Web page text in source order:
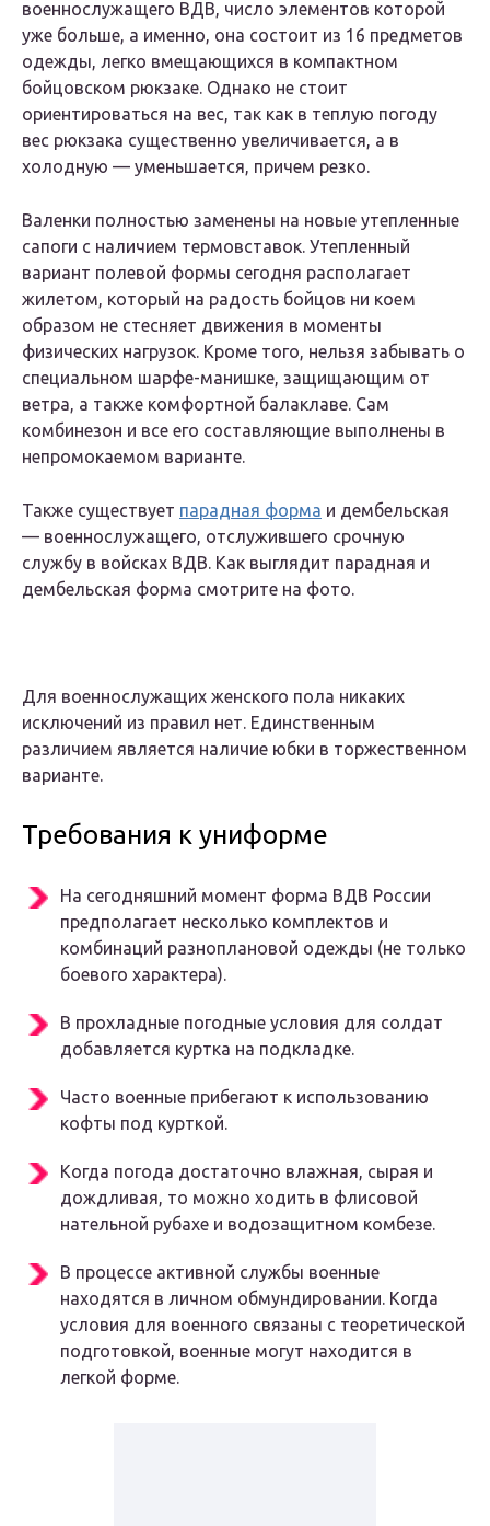
военнослужащего ВДВ, число элементов которой
уже больше, а именно, она состоит из 16 предметов
одежды, легко вмещающихся в компактном
бойцовском рюкзаке. Однако не стоит
ориентироваться на вес, так как в теплую погоду
вес рюкзака существенно увеличивается, а в
холодную — уменьшается, причем резко.
Валенки полностью заменены на новые утепленные
сапоги с наличием термовставок. Утепленный
вариант полевой формы сегодня располагает
жилетом, который на радость бойцов ни коем
образом не стесняет движения в моменты
физических нагрузок. Кроме того, нельзя забывать о
специальном шарфе-манишке, защищающим от
ветра, а также комфортной балаклаве. Сам
комбинезон и все его составляющие выполнены в
непромокаемом варианте.
Также существует парадная форма и дембельская
— военнослужащего, отслужившего срочную
службу в войсках ВДВ. Как выглядит парадная и
дембельская форма смотрите на фото.
Для военнослужащих женского пола никаких
исключений из правил нет. Единственным
различием является наличие юбки в торжественном
варианте.
Требования к униформе
На сегодняшний момент форма ВДВ России
предполагает несколько комплектов и
комбинаций разноплановой одежды (не только
боевого характера).
В прохладные погодные условия для солдат
добавляется куртка на подкладке.
Часто военные прибегают к использованию
кофты под курткой.
Когда погода достаточно влажная, сырая и
дождливая, то можно ходить в флисовой
нательной рубахе и водозащитном комбезе.
В процессе активной службы военные
находятся в личном обмундировании. Когда
условия для военного связаны с теоретической
подготовкой, военные могут находится в
легкой форме.